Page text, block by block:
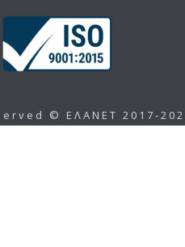
© ΕΛΑΝΕΤ 2017-